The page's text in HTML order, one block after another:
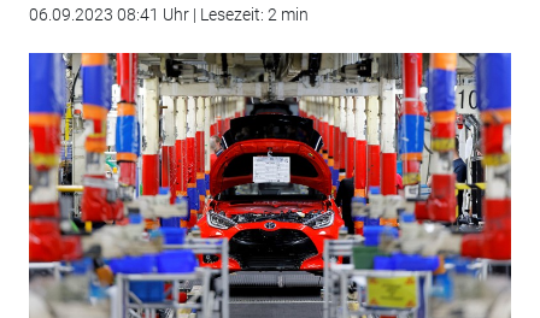
06.09.2023 08:41 Uhr | Lesezeit: 2 min